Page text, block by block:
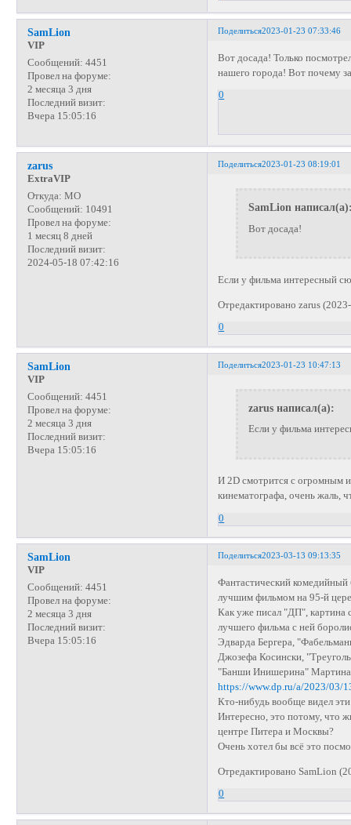
Поделиться2023-01-23 07:33:46
SamLion
VIP
Сообщений: 4451
Провел на форуме:
2 месяца 3 дня
Последний визит:
Вчера 15:05:16
Вот досада! Только
нашего города! Вот почему
0
Поделиться2023-01-23 08:19:01
zarus
ExtraVIP
Откуда: МО
Сообщений: 10491
Провел на форуме:
1 месяц 8 дней
Последний визит:
2024-05-18 07:42:16
SamLion
Вот досада!
Если у фильма интересный
Отредактировано zarus
0
Поделиться2023-01-23 10:47:13
SamLion
VIP
Сообщений: 4451
Провел на форуме:
2 месяца 3 дня
Последний визит:
Вчера 15:05:16
zarus написал(а):
Если у фильма
И 2D смотрится с огромным
кинематографа, очень жаль,
0
Поделиться2023-03-13 09:13:35
SamLion
VIP
Сообщений: 4451
Провел на форуме:
2 месяца 3 дня
Последний визит:
Вчера 15:05:16
Фантастический
лучшим фильмом на 95-й
Как уже писал "ДП", картина
лучшего фильма с ней
Эдварда Бергера,
Джозефа Косински,
"Банши Инишерина"
https://www.dp.ru/a/2023/03/
Кто-нибудь вообще видел
Интересно, это потому, что
центре Питера и Москвы?
Очень хотел бы всё это
Отредактировано SamLion
0